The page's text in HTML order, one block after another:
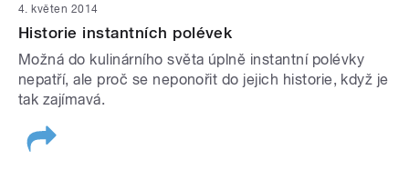
4. květen 2014
Historie instantních polévek
Možná do kulinárního světa úplně instantní polévky
nepatří, ale proč se neponořit do jejich historie, když je
tak zajímavá.